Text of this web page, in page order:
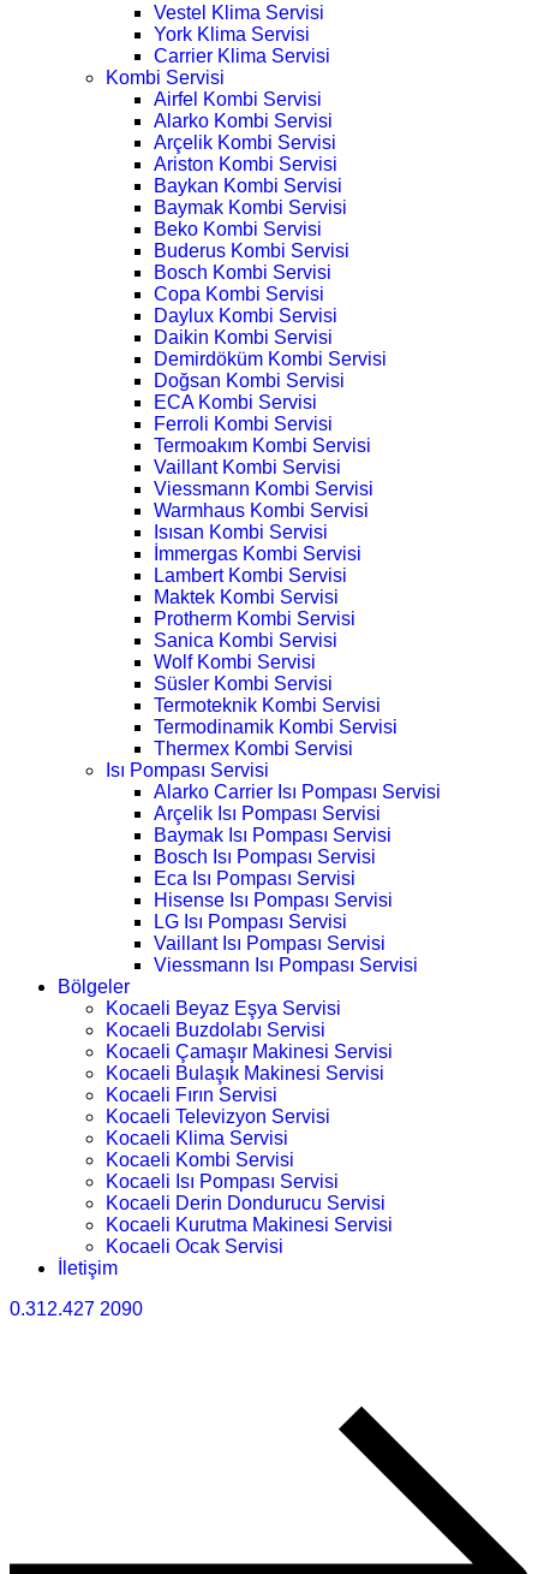
Vestel Klima Servisi
York Klima Servisi
Carrier Klima Servisi
Kombi Servisi
Airfel Kombi Servisi
Alarko Kombi Servisi
Arçelik Kombi Servisi
Ariston Kombi Servisi
Baykan Kombi Servisi
Baymak Kombi Servisi
Beko Kombi Servisi
Buderus Kombi Servisi
Bosch Kombi Servisi
Copa Kombi Servisi
Daylux Kombi Servisi
Daikin Kombi Servisi
Demirdöküm Kombi Servisi
Doğsan Kombi Servisi
ECA Kombi Servisi
Ferroli Kombi Servisi
Termoakım Kombi Servisi
Vaillant Kombi Servisi
Viessmann Kombi Servisi
Warmhaus Kombi Servisi
Isısan Kombi Servisi
İmmergas Kombi Servisi
Lambert Kombi Servisi
Maktek Kombi Servisi
Protherm Kombi Servisi
Sanica Kombi Servisi
Wolf Kombi Servisi
Süsler Kombi Servisi
Termoteknik Kombi Servisi
Termodinamik Kombi Servisi
Thermex Kombi Servisi
Isı Pompası Servisi
Alarko Carrier Isı Pompası Servisi
Arçelik Isı Pompası Servisi
Baymak Isı Pompası Servisi
Bosch Isı Pompası Servisi
Eca Isı Pompası Servisi
Hisense Isı Pompası Servisi
LG Isı Pompası Servisi
Vaillant Isı Pompası Servisi
Viessmann Isı Pompası Servisi
Bölgeler
Kocaeli Beyaz Eşya Servisi
Kocaeli Buzdolabı Servisi
Kocaeli Çamaşır Makinesi Servisi
Kocaeli Bulaşık Makinesi Servisi
Kocaeli Fırın Servisi
Kocaeli Televizyon Servisi
Kocaeli Klima Servisi
Kocaeli Kombi Servisi
Kocaeli Isı Pompası Servisi
Kocaeli Derin Dondurucu Servisi
Kocaeli Kurutma Makinesi Servisi
Kocaeli Ocak Servisi
İletişim
0.312.427 2090